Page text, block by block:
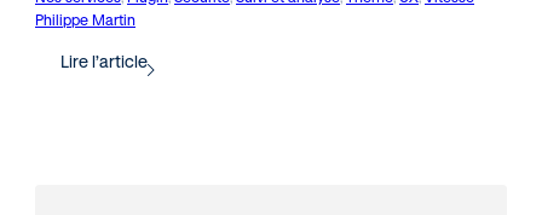
Philippe Martin
Lire l’article